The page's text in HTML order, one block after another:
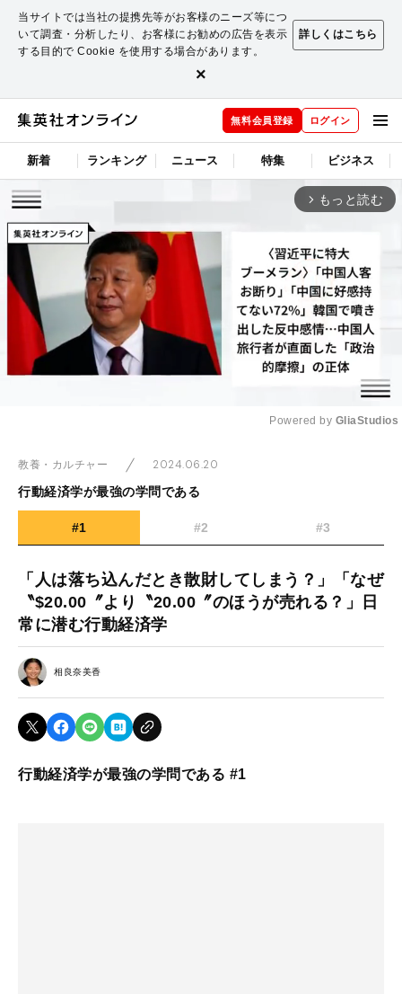
当サイトでは当社の提携先等がお客様のニーズ等につ
いて調査・分析したり、お客様にお勧めの広告を表示
する目的で Cookie を使用する場合があります。
詳しくはこちら
×
無料会員登録 ログイン
新着 ランキング ニュース 特集 ビジネス
arrow_forward_ios もっと読む
Powered by GliaStudios
教養・カルチャー
2024.06.20
行動経済学が最強の学問である
#1 #2 #3
「人は落ち込んだとき散財してしまう？」「なぜ
〝$20.00〞より〝20.00〞のほうが売れる？」日
常に潜む行動経済学
相良奈美香
行動経済学が最強の学問である #1